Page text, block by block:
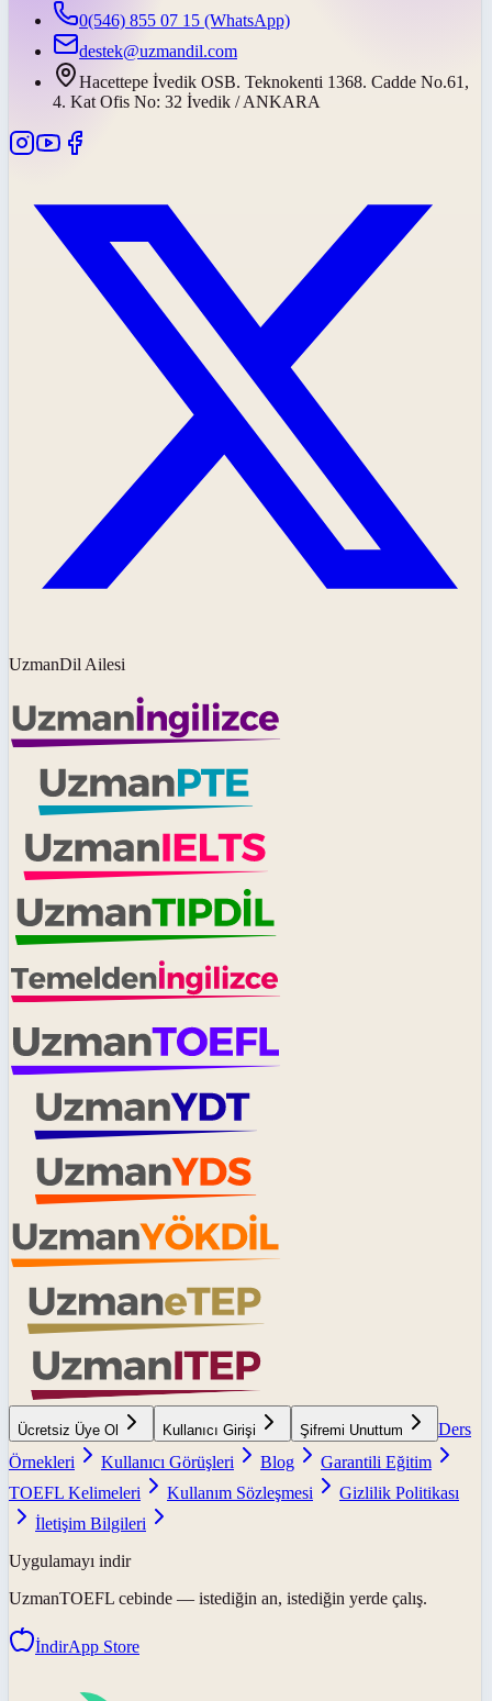
0(546) 855 07 15 (WhatsApp)
destek@uzmandil.com
Hacettepe İvedik OSB. Teknokenti 1368. Cadde No.61,
4. Kat Ofis No: 32 İvedik / ANKARA
UzmanDil Ailesi
Ücretsiz Üye Ol Kullanıcı Girişi Şifremi Unuttum
Ders
Örnekleri
Kullanıcı Görüşleri Blog
Garantili Eğitim
TOEFL Kelimeleri
Kullanım Sözleşmesi
Gizlilik Politikası
İletişim Bilgileri
Uygulamayı indir
UzmanTOEFL cebinde — istediğin an, istediğin yerde çalış.
İndirApp Store